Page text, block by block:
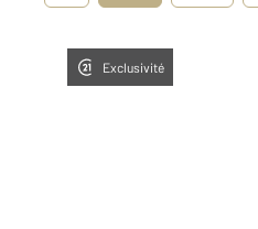
Exclusivité